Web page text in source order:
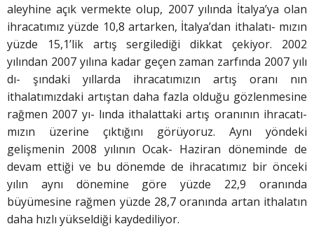
aleyhine açık vermekte olup, 2007 yılında İtalya’ya olan
ihracatımız yüzde 10,8 artarken, İtalya’dan ithalatı- mızın
yüzde 15,1’lik artış sergilediği dikkat çekiyor. 2002
yılından 2007 yılına kadar geçen zaman zarfında 2007 yılı
dı- şındaki yıllarda ihracatımızın artış oranı nın
ithalatımızdaki artıştan daha fazla olduğu gözlenmesine
rağmen 2007 yı- lında ithalattaki artış oranının ihracatı-
mızın üzerine çıktığını görüyoruz. Aynı yöndeki
gelişmenin 2008 yılının Ocak- Haziran döneminde de
devam ettiği ve bu dönemde de ihracatımız bir önceki
yılın aynı dönemine göre yüzde 22,9 oranında
büyümesine rağmen yüzde 28,7 oranında artan ithalatın
daha hızlı yükseldiği kaydediliyor.